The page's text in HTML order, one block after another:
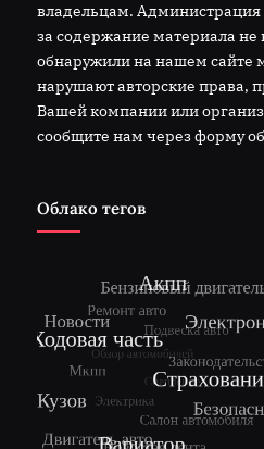
владельцам. Администрация
за содержание материала не
обнаружили на нашем сайте
нарушают авторские права,
Вашей компании или
сообщите нам через форму
Облако тегов